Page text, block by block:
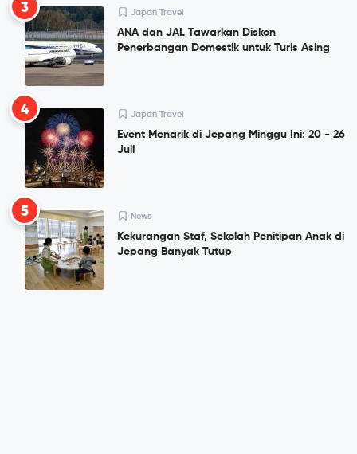
3 Japan Travel
ANA dan JAL Tawarkan Diskon
Penerbangan Domestik untuk Turis Asing
4 Japan Travel
Event Menarik di Jepang Minggu Ini: 20 - 26
Juli
5 News
Kekurangan Staf, Sekolah Penitipan Anak di
Jepang Banyak Tutup